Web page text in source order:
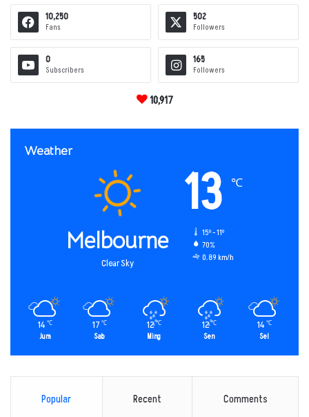
10,250
Fans
502
Followers
0
Subscribers
165
Followers
10,917
Weather
Melbourne
Clear Sky
13 ℃
15º - 11º
70%
0.89 km/h
14 ℃
Jum
17 ℃
Sab
12℃
Ming
12℃
Sen
14℃
Sel
Popular Recent Comments